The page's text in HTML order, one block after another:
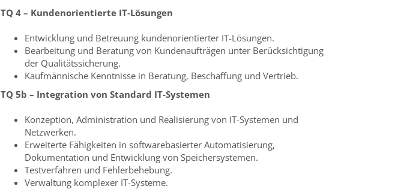
TQ 4 – Kundenorientierte IT-Lösungen
Entwicklung und Betreuung kundenorientierter IT-Lösungen.
Bearbeitung und Beratung von Kundenaufträgen unter Berücksichtigung
der Qualitätssicherung.
Kaufmännische Kenntnisse in Beratung, Beschaffung und Vertrieb.
TQ 5b – Integration von Standard IT-Systemen
Konzeption, Administration und Realisierung von IT-Systemen und
Netzwerken.
Erweiterte Fähigkeiten in softwarebasierter Automatisierung,
Dokumentation und Entwicklung von Speichersystemen.
Testverfahren und Fehlerbehebung.
Verwaltung komplexer IT-Systeme.